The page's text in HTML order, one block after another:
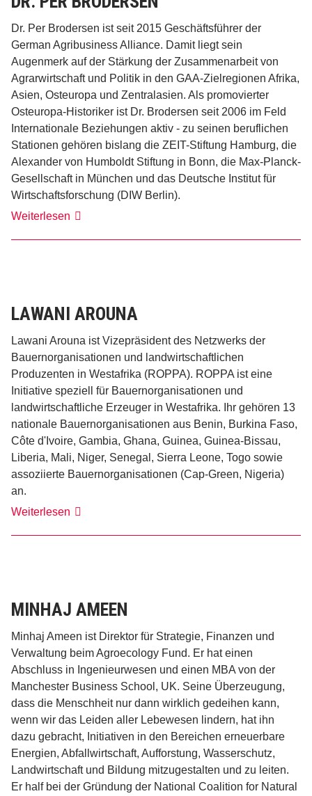
Dr. Per Brodersen ist seit 2015 Geschäftsführer der
German Agribusiness Alliance. Damit liegt sein
Augenmerk auf der Stärkung der Zusammenarbeit von
Agrarwirtschaft und Politik in den GAA-Zielregionen Afrika,
Asien, Osteuropa und Zentralasien. Als promovierter
Osteuropa-Historiker ist Dr. Brodersen seit 2006 im Feld
Internationale Beziehungen aktiv - zu seinen beruflichen
Stationen gehören bislang die ZEIT-Stiftung Hamburg, die
Alexander von Humboldt Stiftung in Bonn, die Max-Planck-
Gesellschaft in München und das Deutsche Institut für
Wirtschaftsforschung (DIW Berlin).
Weiterlesen Dr.
Brodersen
LAWANI AROUNA
Lawani Arouna ist Vizepräsident des Netzwerks der
Bauernorganisationen und landwirtschaftlichen
Produzenten in Westafrika (ROPPA). ROPPA ist eine
Initiative speziell für Bauernorganisationen und
landwirtschaftliche Erzeuger in Westafrika. Ihr gehören 13
nationale Bauernorganisationen aus Benin, Burkina Faso,
Côte d'Ivoire, Gambia, Ghana, Guinea, Guinea-Bissau,
Liberia, Mali, Niger, Senegal, Sierra Leone, Togo sowie
assoziierte Bauernorganisationen (Cap-Green, Nigeria)
an.
Weiterlesen Lawani
MINHAJ AMEEN
Minhaj Ameen ist Direktor für Strategie, Finanzen und
Verwaltung beim Agroecology Fund. Er hat einen
Abschluss in Ingenieurwesen und einen MBA von der
Manchester Business School, UK. Seine Überzeugung,
dass die Menschheit nur dann wirklich gedeihen kann,
wenn wir das Leiden aller Lebewesen lindern, hat ihn
dazu gebracht, Initiativen in den Bereichen erneuerbare
Energien, Abfallwirtschaft, Aufforstung, Wasserschutz,
Landwirtschaft und Bildung mitzugestalten und zu leiten.
Er half bei der Gründung der National Coalition for Natural